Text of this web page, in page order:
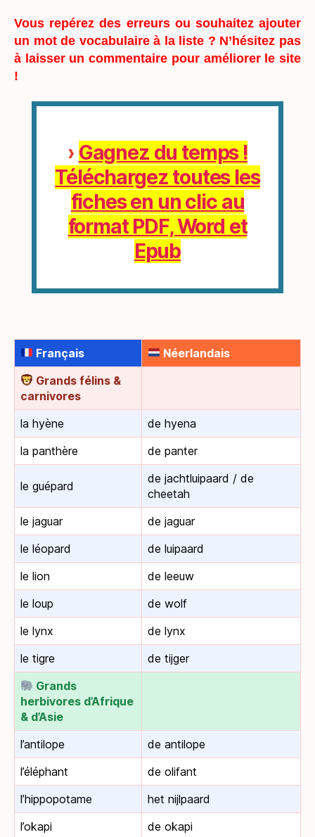
Vous repérez des erreurs ou souhaitez ajouter
un mot de vocabulaire à la liste ? N’hésitez pas
à laisser un commentaire pour améliorer le site
!
› Gagnez du temps !
Téléchargez toutes les
fiches en un clic au
format PDF, Word et
Epub
Français
Néerlandais
Grands félins &
carnivores
la hyène
de hyena
la panthère
de panter
le guépard
de jachtluipaard / de
cheetah
le jaguar
de jaguar
le léopard
de luipaard
le lion
de leeuw
le loup
de wolf
le lynx
de lynx
le tigre
de tijger
Grands
herbivores d’Afrique
& d’Asie
l’antilope
de antilope
l’éléphant
de olifant
l’hippopotame
het nijlpaard
l’okapi
de okapi